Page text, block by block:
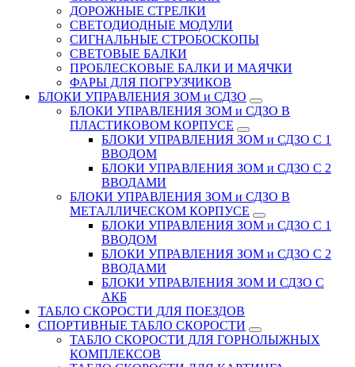
ДОРОЖНЫЕ СТРЕЛКИ
СВЕТОДИОДНЫЕ МОДУЛИ
СИГНАЛЬНЫЕ СТРОБОСКОПЫ
СВЕТОВЫЕ БАЛКИ
ПРОБЛЕСКОВЫЕ БАЛКИ И МАЯЧКИ
ФАРЫ ДЛЯ ПОГРУЗЧИКОВ
БЛОКИ УПРАВЛЕНИЯ ЗОМ и СДЗО
БЛОКИ УПРАВЛЕНИЯ ЗОМ и СДЗО В
ПЛАСТИКОВОМ КОРПУСЕ
БЛОКИ УПРАВЛЕНИЯ ЗОМ и СДЗО С 1
ВВОДОМ
БЛОКИ УПРАВЛЕНИЯ ЗОМ и СДЗО С 2
ВВОДАМИ
БЛОКИ УПРАВЛЕНИЯ ЗОМ и СДЗО В
МЕТАЛЛИЧЕСКОМ КОРПУСЕ
БЛОКИ УПРАВЛЕНИЯ ЗОМ и СДЗО С 1
ВВОДОМ
БЛОКИ УПРАВЛЕНИЯ ЗОМ и СДЗО С 2
ВВОДАМИ
БЛОКИ УПРАВЛЕНИЯ ЗОМ И СДЗО С
АКБ
ТАБЛО СКОРОСТИ ДЛЯ ПОЕЗДОВ
СПОРТИВНЫЕ ТАБЛО СКОРОСТИ
ТАБЛО СКОРОСТИ ДЛЯ ГОРНОЛЫЖНЫХ
КОМПЛЕКСОВ